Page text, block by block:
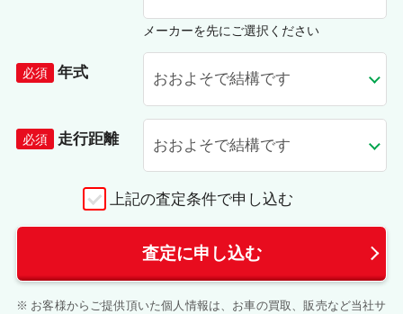
メーカーを先にご選択ください
年式
走行距離
上記の査定条件で申し込む
査定に申し込む
お客様からご提供頂いた個人情報は、お車の買取、販売など当社サ